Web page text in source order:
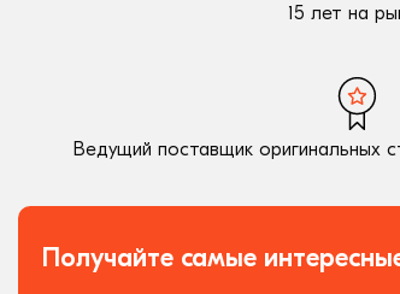
15 лет на
Ведущий поставщик оригинальных
Получайте самые